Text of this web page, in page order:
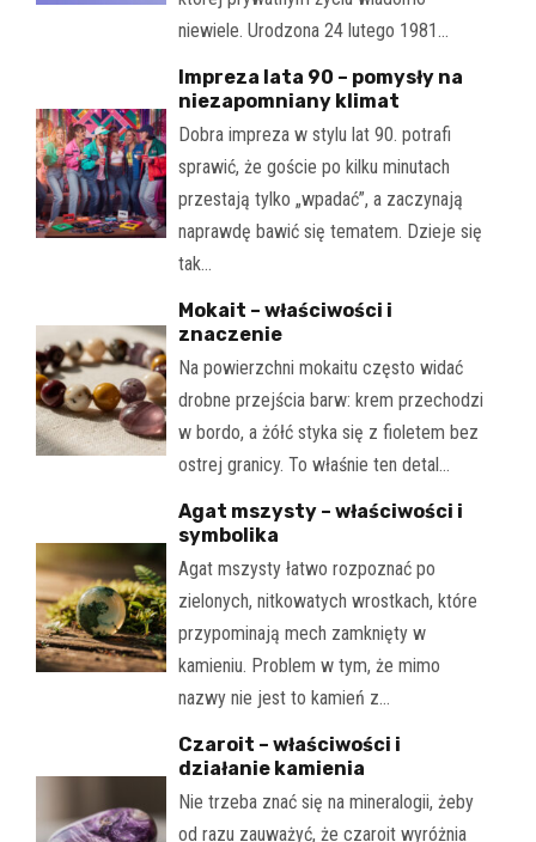
niewiele. Urodzona 24 lutego 1981…
Impreza lata 90 – pomysły na
niezapomniany klimat
Dobra impreza w stylu lat 90. potrafi
sprawić, że goście po kilku minutach
przestają tylko „wpadać”, a zaczynają
naprawdę bawić się tematem. Dzieje się
tak…
Mokait – właściwości i
znaczenie
Na powierzchni mokaitu często widać
drobne przejścia barw: krem przechodzi
w bordo, a żółć styka się z fioletem bez
ostrej granicy. To właśnie ten detal…
Agat mszysty – właściwości i
symbolika
Agat mszysty łatwo rozpoznać po
zielonych, nitkowatych wrostkach, które
przypominają mech zamknięty w
kamieniu. Problem w tym, że mimo
nazwy nie jest to kamień z…
Czaroit – właściwości i
działanie kamienia
Nie trzeba znać się na mineralogii, żeby
od razu zauważyć, że czaroit wyróżnia